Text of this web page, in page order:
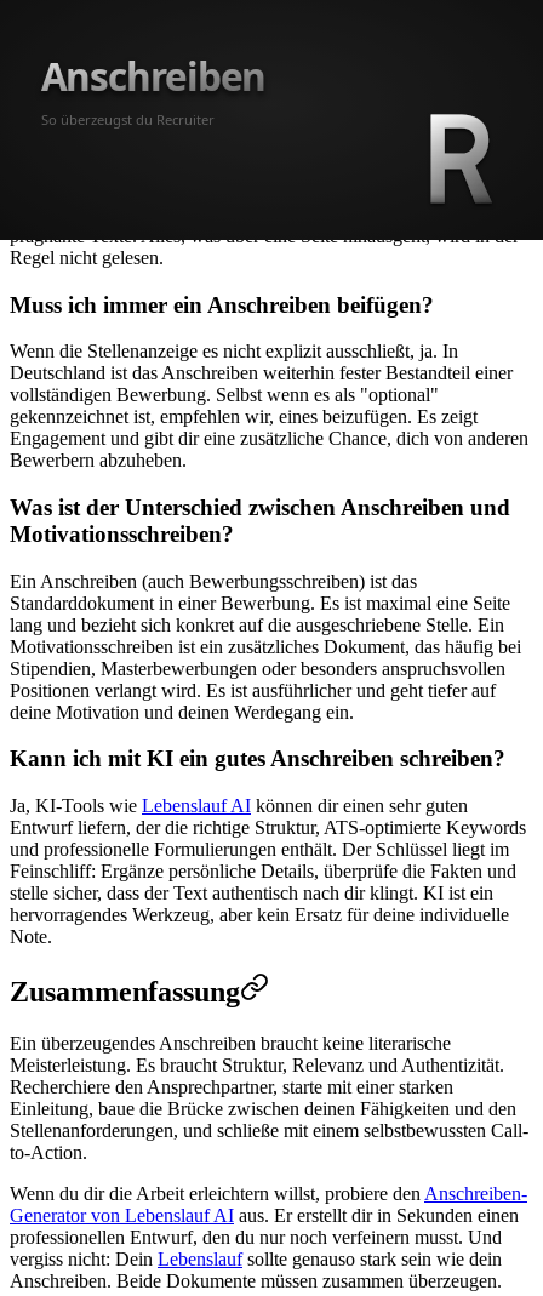
Häufig gestellte Fragen
Ein Anschreiben sollte maximal eine DIN-A4-Seite umfassen, das
prägnante Texte. Alles, was über eine Seite hinausgeht, wird in der
Regel nicht gelesen.
Muss ich immer ein Anschreiben beifügen?
Wenn die Stellenanzeige es nicht explizit ausschließt, ja. In
Deutschland ist das Anschreiben weiterhin fester Bestandteil einer
vollständigen Bewerbung. Selbst wenn es als "optional"
gekennzeichnet ist, empfehlen wir, eines beizufügen. Es zeigt
Engagement und gibt dir eine zusätzliche Chance, dich von anderen
Bewerbern abzuheben.
Was ist der Unterschied zwischen Anschreiben und
Motivationsschreiben?
Ein Anschreiben (auch Bewerbungsschreiben) ist das
Standarddokument in einer Bewerbung. Es ist maximal eine Seite
lang und bezieht sich konkret auf die ausgeschriebene Stelle. Ein
Motivationsschreiben ist ein zusätzliches Dokument, das häufig bei
Stipendien, Masterbewerbungen oder besonders anspruchsvollen
Positionen verlangt wird. Es ist ausführlicher und geht tiefer auf
deine Motivation und deinen Werdegang ein.
Kann ich mit KI ein gutes Anschreiben schreiben?
Ja, KI-Tools wie Lebenslauf AI können dir einen sehr guten
Entwurf liefern, der die richtige Struktur, ATS-optimierte Keywords
und professionelle Formulierungen enthält. Der Schlüssel liegt im
Feinschliff: Ergänze persönliche Details, überprüfe die Fakten und
stelle sicher, dass der Text authentisch nach dir klingt. KI ist ein
hervorragendes Werkzeug, aber kein Ersatz für deine individuelle
Note.
Zusammenfassung
Ein überzeugendes Anschreiben braucht keine literarische
Meisterleistung. Es braucht Struktur, Relevanz und Authentizität.
Recherchiere den Ansprechpartner, starte mit einer starken
Einleitung, baue die Brücke zwischen deinen Fähigkeiten und den
Stellenanforderungen, und schließe mit einem selbstbewussten Call-
to-Action.
Wenn du dir die Arbeit erleichtern willst, probiere den Anschreiben-
Generator von Lebenslauf AI aus. Er erstellt dir in Sekunden einen
professionellen Entwurf, den du nur noch verfeinern musst. Und
vergiss nicht: Dein Lebenslaufsollte genauso stark sein wie dein
Anschreiben. Beide Dokumente müssen zusammen überzeugen.